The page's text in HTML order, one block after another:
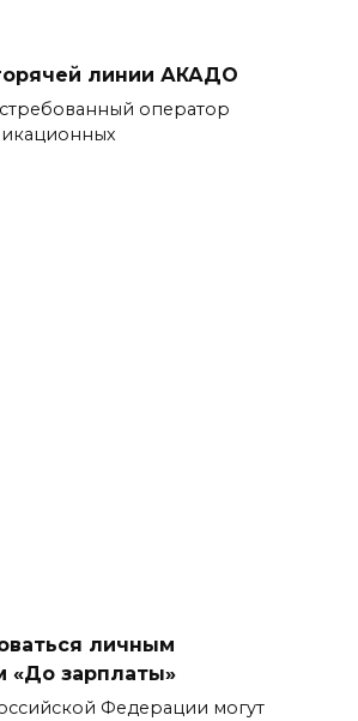
линии АКАДО
оператор
личным
«До зарплаты»
Федерации могут